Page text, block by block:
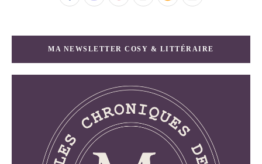
MA NEWSLETTER COSY & LITTÉRAIRE